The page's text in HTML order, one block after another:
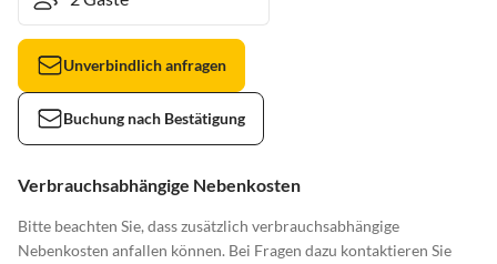
Unverbindlich anfragen
Buchung nach Bestätigung
Verbrauchsabhängige Nebenkosten
Bitte beachten Sie, dass zusätzlich verbrauchsabhängige
Nebenkosten anfallen können. Bei Fragen dazu kontaktieren Sie